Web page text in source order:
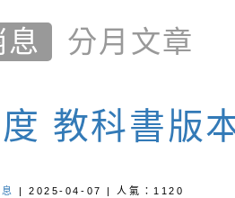
學分月文章
教科書版
| 2025-04-07 | 人氣：1120